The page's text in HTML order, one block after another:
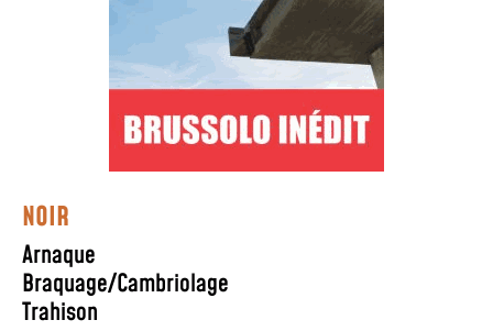
NOIR
Arnaque
Braquage/Cambriolage
Trahison